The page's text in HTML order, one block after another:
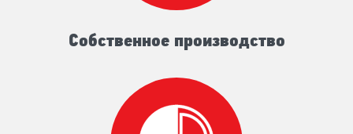
Собственное производство